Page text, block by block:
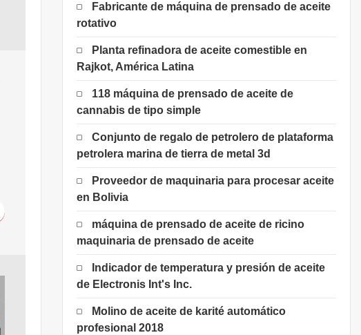
Fabricante de máquina de prensado de aceite
rotativo
Planta refinadora de aceite comestible en
Rajkot, América Latina
118 máquina de prensado de aceite de
cannabis de tipo simple
Conjunto de regalo de petrolero de plataforma
petrolera marina de tierra de metal 3d
Proveedor de maquinaria para procesar aceite
en Bolivia
máquina de prensado de aceite de ricino
maquinaria de prensado de aceite
Indicador de temperatura y presión de aceite
de Electronis Int's Inc.
Molino de aceite de karité automático
profesional 2018